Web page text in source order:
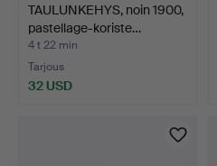
TAULUNKEHYS, noin 1900,
pastellage-koriste…
4 t 22 min
Tarjous
32 USD